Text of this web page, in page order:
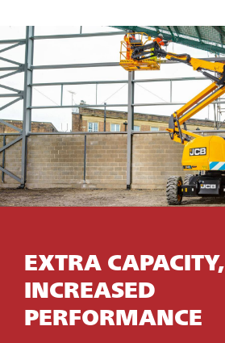
EXTRA CAPACITY,
INCREASED
PERFORMANCE